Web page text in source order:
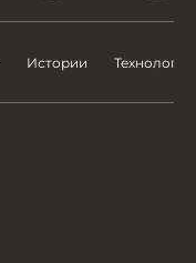
Истории Технологии